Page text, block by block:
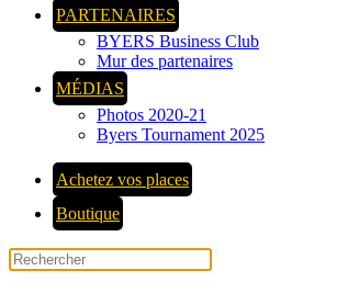
PARTENAIRES
BYERS Business Club
Mur des partenaires
MÉDIAS
Photos 2020-21
Byers Tournament 2025
Achetez vos places
Boutique